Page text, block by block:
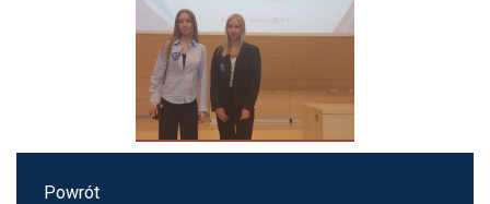
Powrót